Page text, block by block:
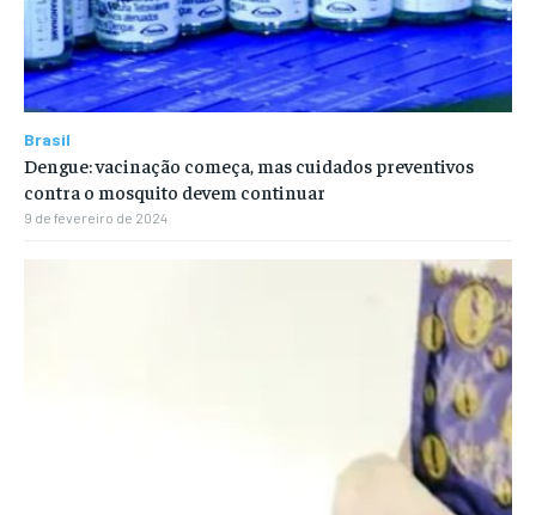
Brasil
Dengue: vacinação começa, mas cuidados preventivos
contra o mosquito devem continuar
9 de fevereiro de 2024